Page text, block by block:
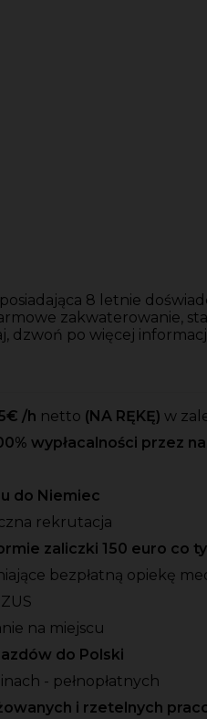
8 letnie
zakwaterowanie,
dzwoń po więcej
€ /h netto (NA RĘKĘ) w
wypłacalności przez
do Niemiec
rekrutacja
zaliczki 150 euro co
bezpłatną opiekę
na miejscu
do Polski
- pełnopłatnych
i rzetelnych